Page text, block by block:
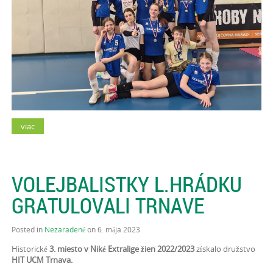
viac
VOLEJBALISTKY L.HRÁDKU
GRATULOVALI TRNAVE
Posted in Nezaradenéon 6. mája 2023
Historické3. miesto v Niké Extralige žien 2022/2023získalo družstvo
HIT UCM Trnava.